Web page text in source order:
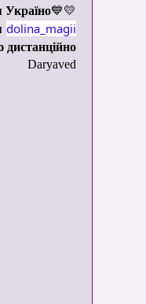
💙💛
dolina_magii
Daryaved